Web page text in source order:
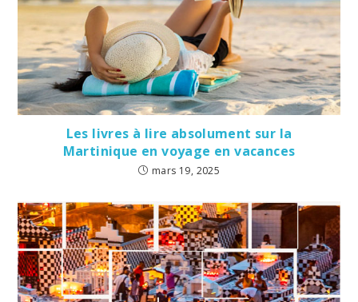
Les livres à lire absolument sur la
Martinique en voyage en vacances
mars 19, 2025